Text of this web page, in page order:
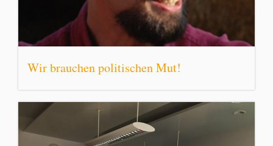
Wir brauchen politischen Mut!